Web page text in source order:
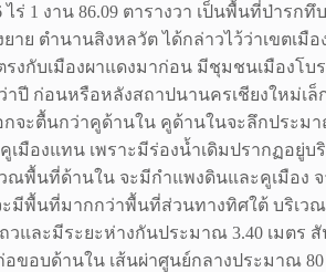
ไร่ 1 งาน 86.09 ตารางวา เป็นพื้นที่ป่
ตำนานสิงหลวัต ได้กล่าวไว้ว่าเขตเมื
รงกับเมืองผาแดงมาก่อน มีชุมชนเมือ
ปี ก่อนหรือหลังสถาปนานครเชียงใหม่
ะตื้นกว่าคูด้านใน คูด้านในจะลึกประม
งแทน เพราะมีร่องน้ำเดิมปรากฏอยู่บ
พื้นที่ด้านใน จะมีกำแพงดินและคูเมือง
พื้นที่มากกว่าพื้นที่ส่วนทางทิศใต้ บริเ
และมีระยะห่างกันประมาณ 3.40 เมตร
อบด้านใน เส้นผ่าศูนย์กลางประมาณ